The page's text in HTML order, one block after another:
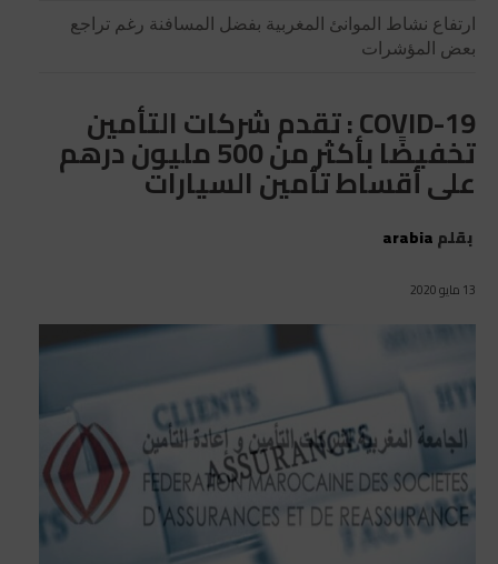
ارتفاع نشاط الموانئ المغربية بفضل المسافنة رغم تراجع
بعض المؤشرات
COVID-19 : تقدم شركات التأمين
تخفيضًا بأكثر من 500 مليون درهم
على أقساط تأمين السيارات
بقلمarabia
13 مايو 2020